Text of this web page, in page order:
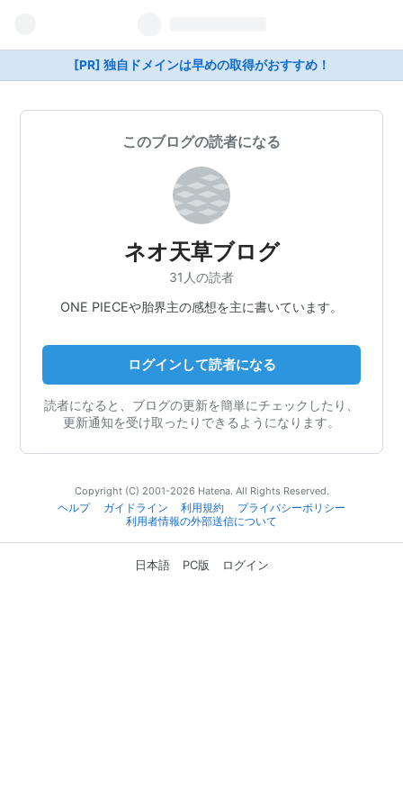
[PR] 独自ドメインは早めの取得がおすすめ！
このブログの読者になる
ネオ天草ブログ
31人の読者
ONE PIECEや胎界主の感想を主に書いています。
ログインして読者になる
読者になると、ブログの更新を簡単にチェックしたり、
更新通知を受け取ったりできるようになります。
Copyright (C) 2001-2026 Hatena. All Rights Reserved.
ヘルプ
ガイドライン 利用規約
プライバシーポリシー
利用者情報の外部送信について
日本語 PC版 ログイン